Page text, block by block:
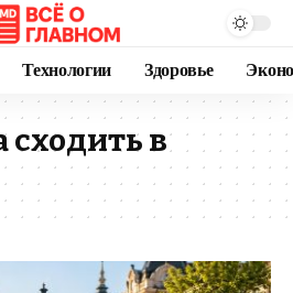
Технологии Здоровье
сходить в